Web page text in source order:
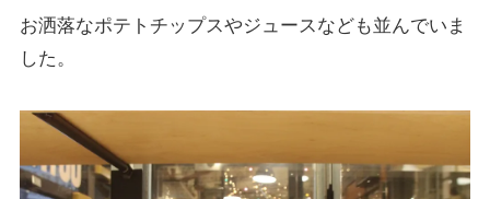
お洒落なポテトチップスやジュースなども並んでいま
した。